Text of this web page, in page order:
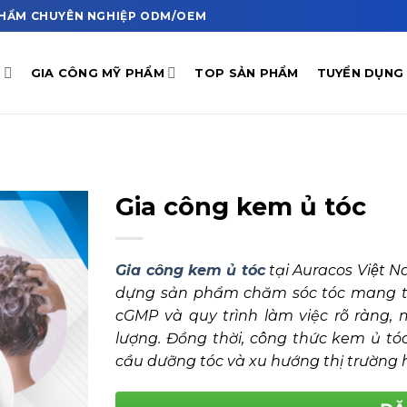
CHUYÊN NGHIỆP ODM/OEM
GIA CÔNG MỸ PHẨM TOP SẢN PHẨM TUYỂN DỤNG
Gia công kem ủ tóc
Gia công kem ủ tóctại Auracos Việt
dựng sản phẩm chăm sóc tóc mang
cGMP và quy trình làm việc rõ
lượng. Đồng thời, công thức kem ủ
cầu dưỡng tóc và xu hướng thị trường